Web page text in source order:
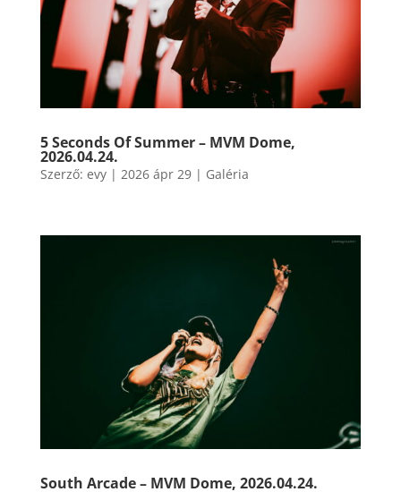
5 Seconds Of Summer – MVM Dome,
2026.04.24.
Szerző: evy| 2026 ápr 29| Galéria
South Arcade – MVM Dome, 2026.04.24.